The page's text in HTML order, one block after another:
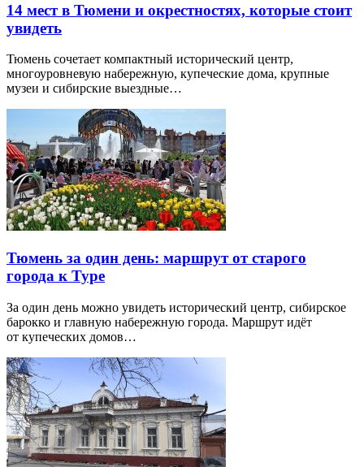
14 мест в Тюмени и окрестностях, которые стоит
увидеть
Тюмень сочетает компактный исторический центр,
многоуровневую набережную, купеческие дома, крупные
музеи и сибирские выездные…
Тюмень за один день: маршрут от старого
города к Туре
За один день можно увидеть исторический центр, сибирское
барокко и главную набережную города. Маршрут идёт
от купеческих домов…